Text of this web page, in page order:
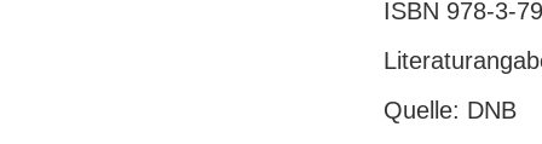
ISBN 978-3-
Quelle: DNB